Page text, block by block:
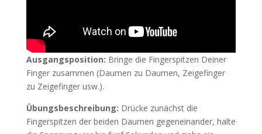
Ausgangsposition: Bringe die Fingerspitzen Deiner
Finger zusammen (Daumen zu Daumen, Zeigefinger
zu Zeigefinger usw.).
Übungsbeschreibung: Drücke zunächst die
Fingerspitzen der beiden Daumen gegeneinander, halte